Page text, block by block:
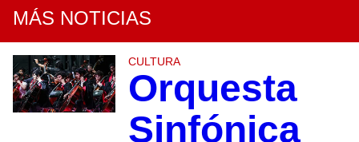
MÁS NOTICIAS
CULTURA
Orquesta
Sinfónica